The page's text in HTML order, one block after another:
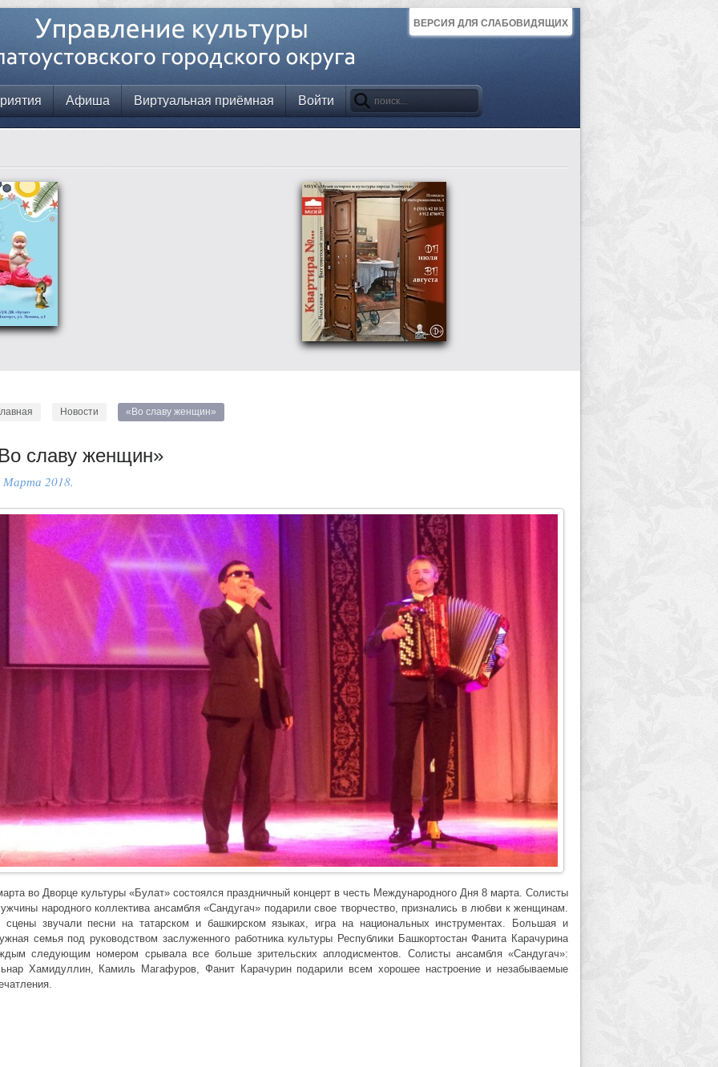
ВЕРСИЯ ДЛЯ СЛАБОВИДЯЩИХ
Афиша Виртуальная приёмная Войти
Новости «Во славу женщин»
славу женщин»
Марта 2018.
во Дворце культуры «Булат» состоялся праздничный концерт в честь Международного Дня 8 марта. Солисты
народного коллектива ансамбля «Сандугач» подарили свое творчество, признались в любви к женщинам.
сцены звучали песни на татарском и башкирском языках, игра на национальных инструментах. Большая и
семья под руководством заслуженного работника культуры Республики Башкортостан Фанита Карачурина
следующим номером срывала все больше зрительских аплодисментов. Солисты ансамбля «Сандугач»:
Хамидуллин, Камиль Магафуров, Фанит Карачурин подарили всем хорошее настроение и незабываемые